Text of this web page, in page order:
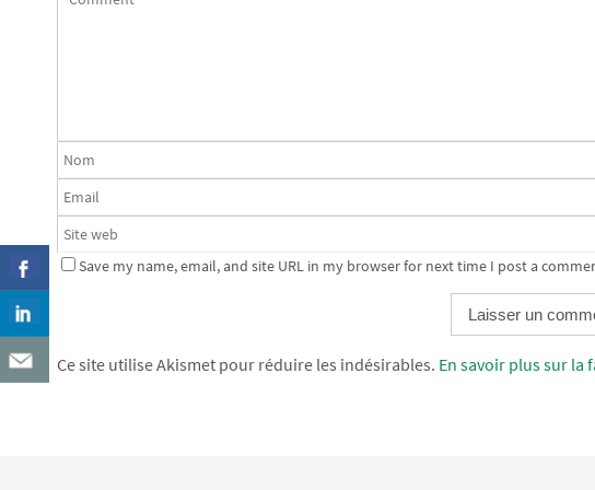
Save my name, email, and site URL in my browser for next time I post a
Alternative:
Ce site utilise Akismet pour réduire les indésirables. En savoir plus sur la